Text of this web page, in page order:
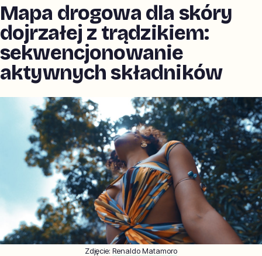
Mapa drogowa dla skóry
dojrzałej z trądzikiem:
sekwencjonowanie
aktywnych składników
Zdjęcie: Renaldo Matamoro